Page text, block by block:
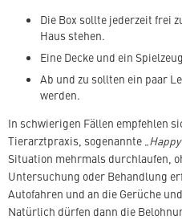
Die Box sollte jederzeit frei
Haus stehen.
Eine Decke und ein
Ab und zu sollten ein paar
werden.
In schwierigen Fällen empfehlen
Tierarztpraxis, sogenannte „
Situation mehrmals durchlaufen,
Untersuchung oder Behandlung
Autofahren und an die Gerüche
Natürlich dürfen dann die